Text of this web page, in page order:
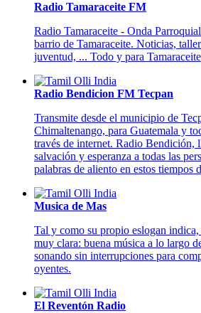
Radio Tamaraceite FM
Radio Tamaraceite - Onda
barrio de Tamaraceite. Noticias,
juventud, ... Todo y para Tamaraceite
Radio Bendicion FM Tecpan
Transmite desde el municipio de
Chimaltenango, para Guatemala y
través de internet. Radio Bendición,
salvación y esperanza a todas las
palabras de aliento en estos tiempos
Musica de Mas
Tal y como su propio eslogan indica,
muy clara: buena música a lo largo
sonando sin interrupciones para
oyentes.
El Reventón Radio